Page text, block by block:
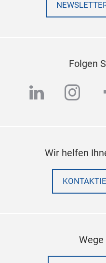
Folgen
linkedin
Wir helfen
Wege